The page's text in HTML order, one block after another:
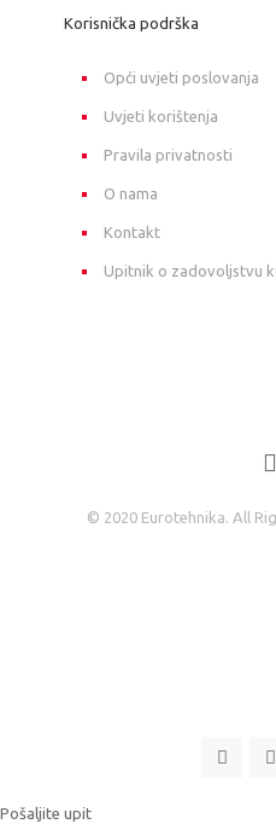
Korisnička podrška
Opći uvjeti poslovanja
Uvjeti korištenja
Pravila privatnosti
O nama
Kontakt
Upitnik o zadovoljstvu
© 2020 Eurotehnika. All
Pošaljite upit